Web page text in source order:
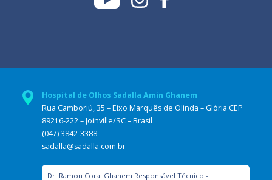
Hospital de Olhos Sadalla Amin Ghanem
Rua Camboriú, 35 – Eixo Marquês de Olinda – Glória CEP
89216-222 – Joinville/SC – Brasil
(047) 3842-3388
sadalla@sadalla.com.br
Dr. Ramon Coral Ghanem Responsável Técnico -